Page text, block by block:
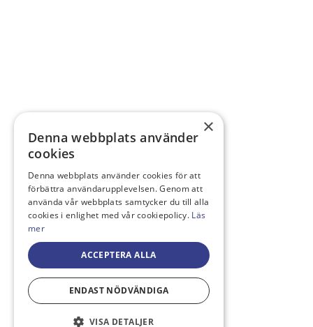
×
Denna webbplats använder
cookies
Denna webbplats använder cookies för att
förbättra användarupplevelsen. Genom att
använda vår webbplats samtycker du till alla
cookies i enlighet med vår cookiepolicy. Läs
mer
ACCEPTERA ALLA
ENDAST NÖDVÄNDIGA
VISA DETALJER